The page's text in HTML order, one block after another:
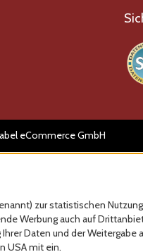
eCommerce GmbH
zur statistischen
Werbung auch auf
Daten und der Weitergabe
USA mit ein.